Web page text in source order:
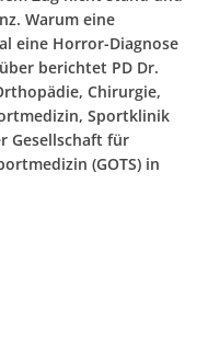
Warum eine
eine Horror-Diagnose
berichtet PD Dr.
Chirurgie,
Sportklinik
Gesellschaft für
(GOTS) in